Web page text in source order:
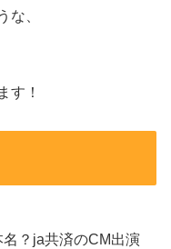
出ていない？」と感じ
く、天候や現地状況で
事が連続している時期
性があります。さら
めることがあり、放送
な、
す！
？ja共済のCM出演